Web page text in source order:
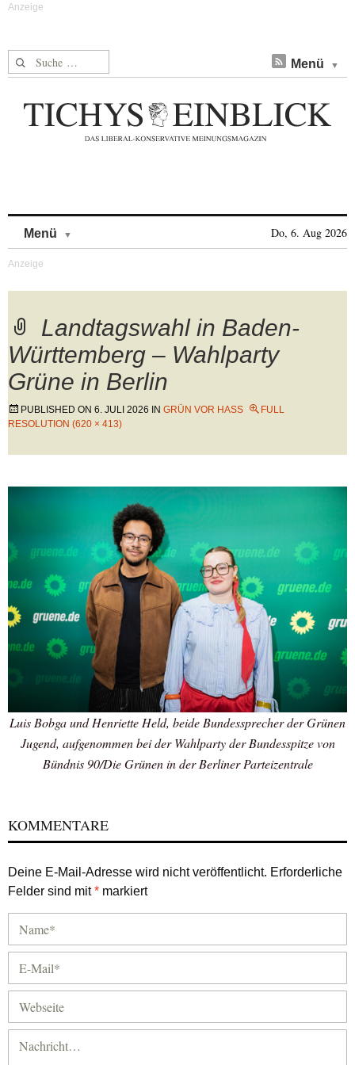
Suche nach: Menü
Menü Do, 6. Aug 2026
Landtagswahl in Baden-
Württemberg – Wahlparty
Grüne in Berlin
PUBLISHED ON 6. JULI 2026 IN GRÜN VOR HASS
FULL
RESOLUTION (620 × 413)
Luis Bobga und Henriette Held, beide Bundessprecher der Grünen
Jugend, aufgenommen bei der Wahlparty der Bundesspitze von
Bündnis 90/Die Grünen in der Berliner Parteizentrale
KOMMENTARE
Deine E-Mail-Adresse wird nicht veröffentlicht. Erforderliche
Felder sind mit* markiert